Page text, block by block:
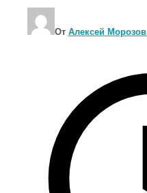
От Алексей Морозов